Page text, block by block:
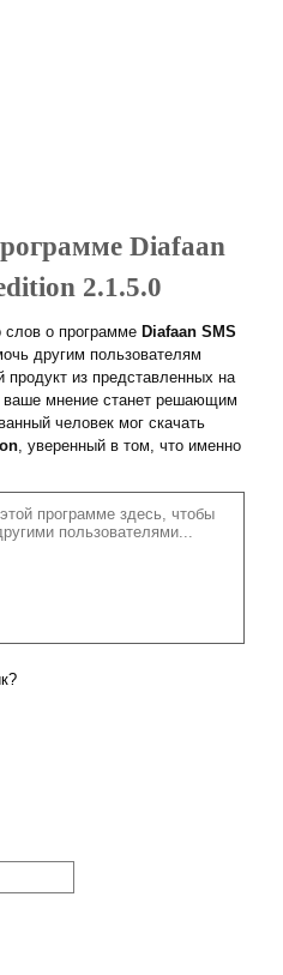
Diafaan
2.1.5.0
слов о программе Diafaan SMS
другим пользователям
из представленных на
мнение станет решающим
человек мог скачать
, уверенный в том, что именно